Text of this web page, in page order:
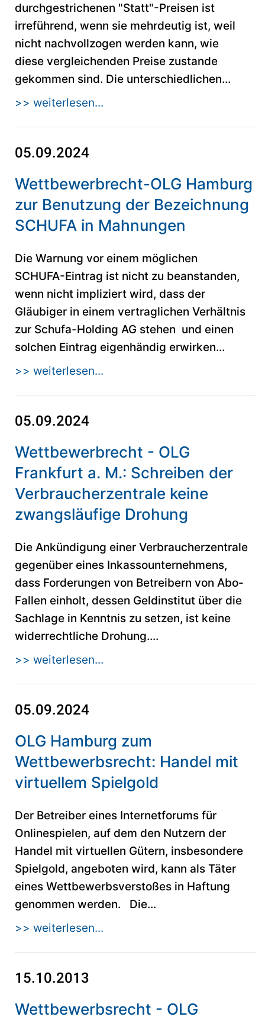
durchgestrichenen "Statt"-Preisen ist
irreführend, wenn sie mehrdeutig ist, weil
nicht nachvollzogen werden kann, wie
diese vergleichenden Preise zustande
gekommen sind. Die unterschiedlichen...
>> weiterlesen...
05.09.2024
Wettbewerbrecht-OLG Hamburg
zur Benutzung der Bezeichnung
SCHUFA in Mahnungen
Die Warnung vor einem möglichen
SCHUFA-Eintrag ist nicht zu beanstanden,
wenn nicht impliziert wird, dass der
Gläubiger in einem vertraglichen Verhältnis
zur Schufa-Holding AG stehen und einen
solchen Eintrag eigenhändig erwirken...
>> weiterlesen...
05.09.2024
Wettbewerbrecht - OLG
Frankfurt a. M.: Schreiben der
Verbraucherzentrale keine
zwangsläufige Drohung
Die Ankündigung einer Verbraucherzentrale
gegenüber eines Inkassounternehmens,
dass Forderungen von Betreibern von Abo-
Fallen einholt, dessen Geldinstitut über die
Sachlage in Kenntnis zu setzen, ist keine
widerrechtliche Drohung....
>> weiterlesen...
05.09.2024
OLG Hamburg zum
Wettbewerbsrecht: Handel mit
virtuellem Spielgold
Der Betreiber eines Internetforums für
Onlinespielen, auf dem den Nutzern der
Handel mit virtuellen Gütern, insbesondere
Spielgold, angeboten wird, kann als Täter
eines Wettbewerbsverstoßes in Haftung
genommen werden. Die...
>> weiterlesen...
15.10.2013
Wettbewerbsrecht - OLG